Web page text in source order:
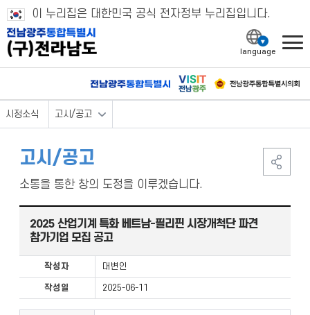
이 누리집은 대한민국 공식 전자정부 누리집입니다.
시정소식 고시/공고
고시/공고
소통을 통한 창의 도정을 이루겠습니다.
2025 산업기계 특화 베트남-필리핀 시장개척단 파견
참가기업 모집 공고
작성자 대변인
작성일 2025-06-11